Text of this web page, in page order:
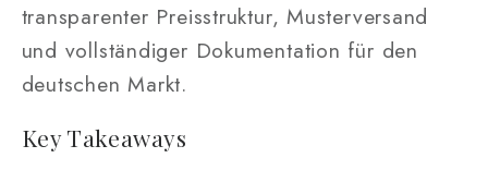
transparenter Preisstruktur, Musterversand
und vollständiger Dokumentation für den
deutschen Markt.
Key Takeaways